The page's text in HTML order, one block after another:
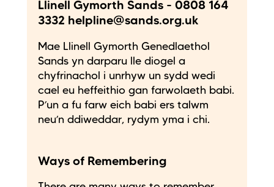
Llinell Gymorth Sands - 0808 164
3332 helpline@sands.org.uk
Mae Llinell Gymorth Genedlaethol
Sands yn darparu lle diogel a
chyfrinachol i unrhyw un sydd wedi
cael eu heffeithio gan farwolaeth babi.
P’un a fu farw eich babi ers talwm
neu’n ddiweddar, rydym yma i chi.
Ways of Remembering